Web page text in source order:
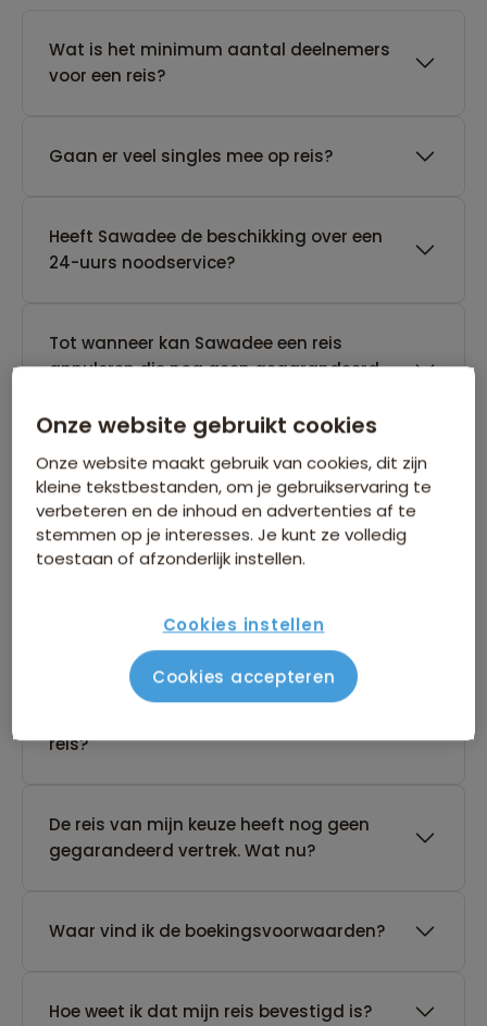
Wat is het minimum aantal deelnemers
voor een reis?
Gaan er veel singles mee op reis?
Heeft Sawadee de beschikking over een
24-uurs noodservice?
Tot wanneer kan Sawadee een reis
annuleren die nog geen gegarandeerd
Boeken van je reis
Wanneer kan ik het beste een reis
reis?
De reis van mijn keuze heeft nog geen
gegarandeerd vertrek. Wat nu?
Waar vind ik de boekingsvoorwaarden?
Hoe weet ik dat mijn reis bevestigd is?
Onze website gebruikt cookies
Onze website maakt gebruik van cookies, dit zijn
kleine tekstbestanden, om je gebruikservaring te
verbeteren en de inhoud en advertenties af te
stemmen op je interesses. Je kunt ze volledig
toestaan of afzonderlijk instellen.
Cookies instellen
Cookies accepteren